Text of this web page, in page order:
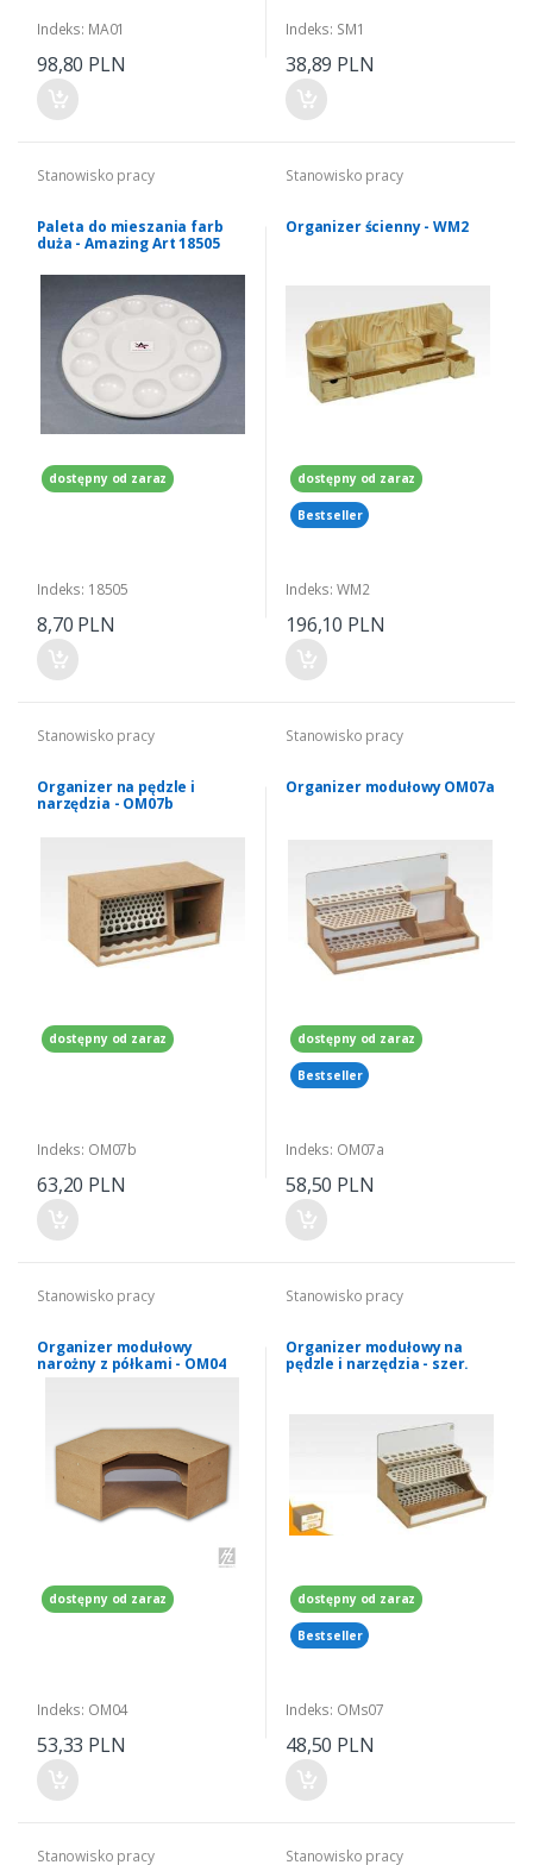
Indeks: MA01
98,80 PLN
Indeks: SM1
38,89 PLN
Stanowisko pracy
Paleta do mieszania farb
duża - Amazing Art 18505
dostępny od zaraz
Indeks: 18505
8,70 PLN
Stanowisko pracy
Organizer ścienny - WM2
dostępny od zaraz
Bestseller
Indeks: WM2
196,10 PLN
Stanowisko pracy
Organizer na pędzle i
narzędzia - OM07b
dostępny od zaraz
Indeks: OM07b
63,20 PLN
Stanowisko pracy
Organizer modułowy OM07a
dostępny od zaraz
Bestseller
Indeks: OM07a
58,50 PLN
Stanowisko pracy
Organizer modułowy
narożny z półkami - OM04
dostępny od zaraz
Indeks: OM04
53,33 PLN
Stanowisko pracy
Organizer modułowy na
pędzle i narzędzia - szer.
dostępny od zaraz
Bestseller
Indeks: OMs07
48,50 PLN
Stanowisko pracy Stanowisko pracy